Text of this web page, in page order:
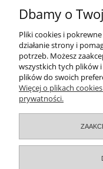
2026 ©
Dbamy o
Pliki cookies i
działanie strony i
potrzeb. Możesz
wszystkich tych plików
plików do swoich
Więcej o plikach
prywatności.